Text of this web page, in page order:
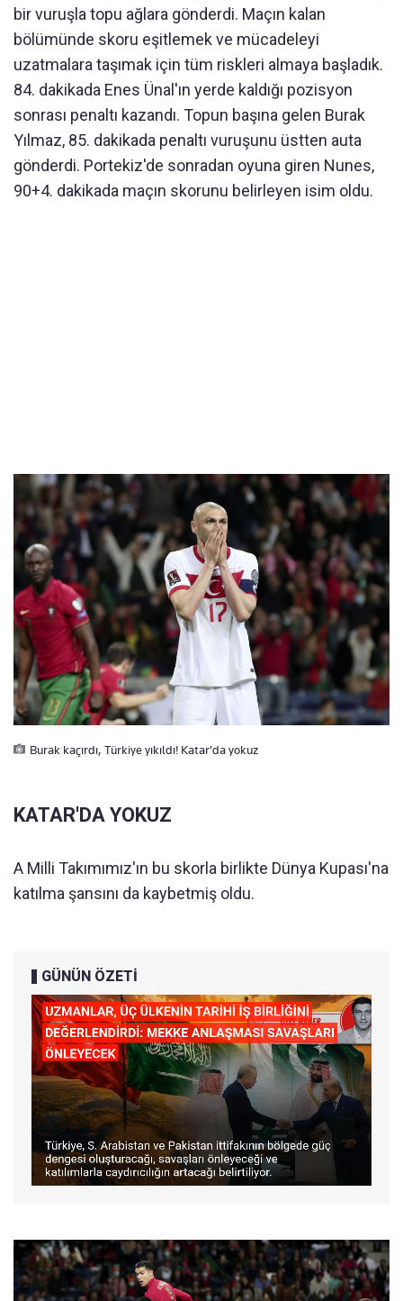
bir vuruşla topu ağlara gönderdi. Maçın kalan
bölümünde skoru eşitlemek ve mücadeleyi
uzatmalara taşımak için tüm riskleri almaya başladık.
84. dakikada Enes Ünal'ın yerde kaldığı pozisyon
sonrası penaltı kazandı. Topun başına gelen Burak
Yılmaz, 85. dakikada penaltı vuruşunu üstten auta
gönderdi. Portekiz'de sonradan oyuna giren Nunes,
90+4. dakikada maçın skorunu belirleyen isim oldu.
Burak kaçırdı, Türkiye yıkıldı! Katar'da yokuz
KATAR'DA YOKUZ
A Milli Takımımız'ın bu skorla birlikte Dünya Kupası'na
katılma şansını da kaybetmiş oldu.
GÜNÜN ÖZETİ